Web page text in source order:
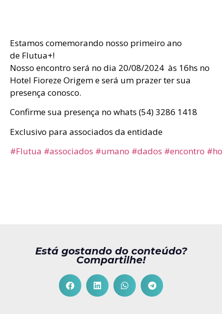
Estamos comemorando nosso primeiro ano
de Flutua+!
Nosso encontro será no dia 20/08/2024 às 16hs no
Hotel Fioreze Origem e será um prazer ter sua
presença conosco.
Confirme sua presença no whats (54) 3286 1418
Exclusivo para associados da entidade
#Flutua #associados #umano #dados #encontro
Está gostando do conteúdo?
Compartilhe!